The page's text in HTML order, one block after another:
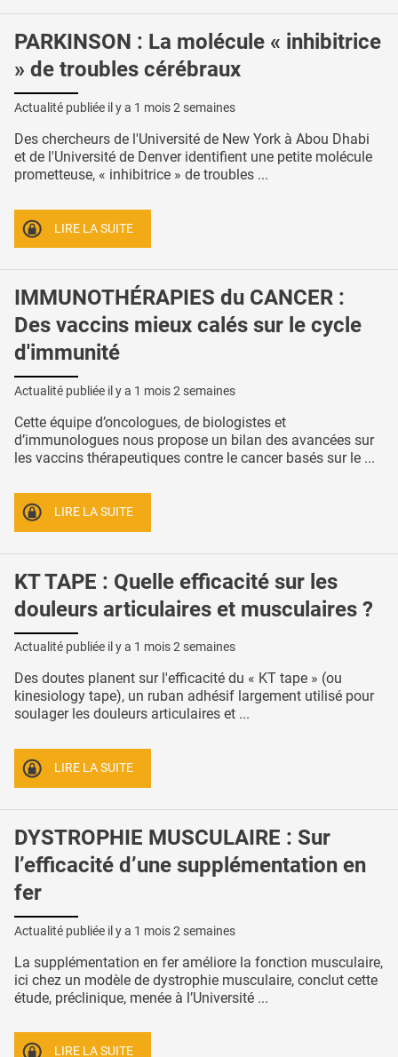
PARKINSON : La molécule « inhibitrice
» de troubles cérébraux
Actualité publiée il y a 1 mois 2 semaines
Des chercheurs de l'Université de New York à Abou Dhabi
et de l'Université de Denver identifient une petite molécule
prometteuse, « inhibitrice » de troubles ...
LIRE LA SUITE
IMMUNOTHÉRAPIES du CANCER :
Des vaccins mieux calés sur le cycle
d'immunité
Actualité publiée il y a 1 mois 2 semaines
Cette équipe d’oncologues, de biologistes et
d’immunologues nous propose un bilan des avancées sur
les vaccins thérapeutiques contre le cancer basés sur le ...
LIRE LA SUITE
KT TAPE : Quelle efficacité sur les
douleurs articulaires et musculaires ?
Actualité publiée il y a 1 mois 2 semaines
Des doutes planent sur l'efficacité du « KT tape » (ou
kinesiology tape), un ruban adhésif largement utilisé pour
soulager les douleurs articulaires et ...
LIRE LA SUITE
DYSTROPHIE MUSCULAIRE : Sur
l’efficacité d’une supplémentation en
fer
Actualité publiée il y a 1 mois 2 semaines
La supplémentation en fer améliore la fonction musculaire,
ici chez un modèle de dystrophie musculaire, conclut cette
étude, préclinique, menée à l’Université ...
LIRE LA SUITE